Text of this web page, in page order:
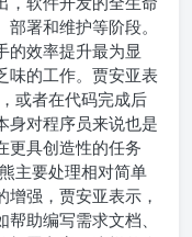
署和维护等阶段。
的效率提升最为显
的工作。 贾安亚表
或者在代码完成后
身对程序员来说也是
更具创造性的任务
主要处理相对简单
强，贾安亚表示，
助编写需求文档、